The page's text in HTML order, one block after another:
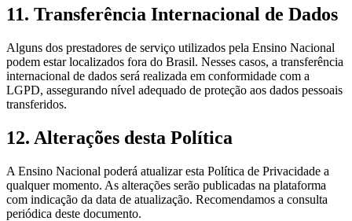
11. Transferência Internacional de Dados
Alguns dos prestadores de serviço utilizados pela Ensino Nacional
podem estar localizados fora do Brasil. Nesses casos, a transferência
internacional de dados será realizada em conformidade com a
LGPD, assegurando nível adequado de proteção aos dados pessoais
transferidos.
12. Alterações desta Política
A Ensino Nacional poderá atualizar esta Política de Privacidade a
qualquer momento. As alterações serão publicadas na plataforma
com indicação da data de atualização. Recomendamos a consulta
periódica deste documento.